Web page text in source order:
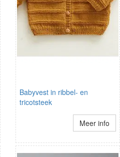
Babyvest in ribbel- en
tricotsteek
Meer info